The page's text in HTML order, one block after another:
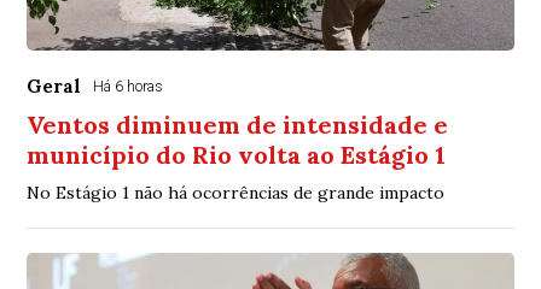
Geral Há 6 horas
Ventos diminuem de intensidade e
município do Rio volta ao Estágio 1
No Estágio 1 não há ocorrências de grande impacto